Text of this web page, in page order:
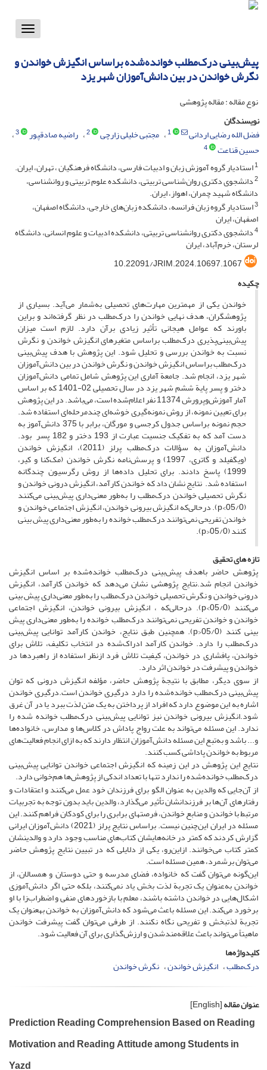
Toggle
پیش‌بینی درک‌مطلب خوانده‌شده براساس انگیزش خواندن و
نگرش خواندن در بین دانش‌آموزان شهر یزد
نوع مقاله : مقاله پژوهشی
نویسندگان
فضل الله رضایی اردانی
1 مجتبی خلیلی زارچی 2 راضیه صادقپور 3
حسین قناعت
4
1استادیار گروه آموزش زبان و ادبیات فارسی، دانشگاه فرهنگیان ، تهران، ایران.
2دانشجوی دکتری روان‌شناسی تربیتی، دانشکده علوم تربیتی و روانشناسی،
دانشگاه شهید چمران، اهواز، ایران.
3استادیار گروه زبان فرانسه، دانشکده زبان‌های خارجی، دانشگاه اصفهان،
اصفهان، ایران
4دانشجوی دکتری روانشناسی تربیتی، دانشکده ادبیات و علوم انسانی، دانشگاه
لرستان، خرم‌آباد، ایران
10.22091/JRIM.2024.10697.1067
چکیده
خواندن یکی از مهمترین مهارت‌های تحصیلی به‌شمار می‌آید. بسیاری از
پژوهشگران، هدف نهایی خواندن را درک‌مطلب در نظر گرفته‌اند و براین
باورند که عوامل هیجانی تأثیر زیادی برآن دارد. لازم است میزان
پیش‌بینی‌‌پذیری درک‌مطلب براساس متغیرهای انگیزش خواندن و نگرش
نسبت به خواندن بررسی و تحلیل شود. این پژوهش با هدف پیش‌بینی
درک‌مطلب براساس انگیزش خواندن و نگرش خواندن در بین دانش‌آموزان
شهر یزد، انجام شد. جامعة آماری این پژوهش شامل تمامی دانش‌آموزان
دختر و پسر پایة ششم شهر یزد در سال تحصیلی 02-1401 که بر اساس
آمار آموزش‌وپرورش 11374 نفر اعلام‌شده است، می‌باشد. در این پژوهش
برای تعیین نمونه، از روش نمونه‌گیری خوشه‌ای چندمرحله‌ای استفاده شد.
حجم نمونه براساس جدول کرجسی و مورگان، برابر با 375 دانش‌آموز به
دست آمد که به تفکیک جنسیت عبارت از 193 دختر و 182 پسر بود.
دانش‌آموزان به سؤالات درک‌مطلب پرلز (2011)، انگیزش خواندن
(ویگفیلد و گاتری، 1997) و پرسش‌نامه نگرش خواندن (مک‌کنا و کیر،
1999) پاسخ دادند. برای تحلیل داده‌ها از روش رگرسیون چندگانه
استفاده شد. نتایج نشان داد که خواندن کارآمد، انگیزش درونی خواندن و
نگرش تحصیلی خواندن درک‌مطلب را به‌طور معنی‌داری پیش‌بینی می‌کنند
(05/0>p). درحالی‌که انگیزش بیرونی خواندن، انگیزش اجتماعی خواندن و
خواندن تفریحی نمی‌توانند درک‌مطلب خوانده را به‌طور معنی‌داری پیش بینی
کنند (05/0<p).
تازه های تحقیق
پژوهش حاضر باهدف پیش‌بینی درک‌مطلب خوانده‌شده بر اساس انگیزش
خواندن انجام شد.نتایج پژوهشی نشان می‌دهد که خواندن کارآمد، انگیزش
درونی خواندن و نگرش تحصیلی خواندن درک‌مطلب را به‌طور معنی‌داری پیش بینی
می‌کنند (05/0>p). درحالی‌که ، انگیزش بیرونی خواندن، انگیزش اجتماعی
خواندن و خواندن تفریحی نمی‌توانند درک‌مطلب خوانده را به‌طور معنی‌داری پیش
بینی کنند (05/0<p). همچنین طبق نتایج، خواندن کارآمد توانایی پیش‌بینی
درک‌مطلب را دارد. خواندن کارآمد ادراک‌شده در انتخاب تکلیف، تلاش برای
خواندن، پافشاری در خواندن، کیفیت تلاش فرد ازنظر استفاده از راهبردها در
خواندن و پیشرفت در خواندن اثر دارد.
از سوی دیگر، مطابق با نتیجة پژوهش حاضر، مؤلفه انگیزش درونی که توان
پیش‌بینی درک‌مطلب خوانده‌شده را دارد درگیری خواندن است.درگیری خواندن
اشاره به این موضوع دارد که افراد از پرداختن به یک متن لذت ببرد یا در آن غرق
شود.انگیزش بیرونی خواندن نیز توانایی پیش‌بینی درک‌مطلب خوانده شده را
ندارد. این مسئله می‌تواند به علت رواج پاداش در کلاس‌ها و مدارس، خانواده‌ها
و... باشد و به‌تبع این مسئله دانش‌آموزان انتظار دارند که به ازای انجام فعالیت‌های
مربوط به خواندن پاداشی کسب کنند.
نتایج این پژوهش در این زمینه که انگیزش اجتماعی خواندن توانایی پیش‌بینی
درک‌مطلب خوانده‌شده را ندارد تنها با تعداد اندکی از پژوهش‌ها هم‌خوانی دارد.
از آن‌جایی که والدین به ­عنوان الگو برای فرزندان خود عمل می‌کنند و اعتقادات و
رفتارهای آن‌ها بر فرزندانشان تأثیر می‌گذارد، والدین باید بدون توجه به تجربیات
مرتبط با خواندن و منابع خواندن، فرصت­های برابری را برای کودکان فراهم کنند. این
مسئله در ایران این‌چنین نیست. براساس نتایج پرلز (2021) دانش‌آموزان ایرانی
گزارش کردند که کمتر در خانه‌هایشان کتاب‌های مناسب وجود دارد و والدینشان
کمتر کتاب می‌خوانند. ازاین‌رو، یکی از دلایلی که در تبیین نتایج پژوهش حاضر
می‌توان برشمرد، همین مسئله است.
این‌گونه می‌توان گفت که خانواده، فضای مدرسه و حتی دوستان و همسالان، از
خواندن به‌­عنوان یک تجربة لذت بخش یاد نمی‌کنند، بلکه حتی اگر دانش‌آموزی
اشکال‌هایی در خواندن داشته باشند، معلم با بازخوردهای منفی و اضطراب‌زا با او
برخورد می‌کند. این مسئله باعث می‌شود که دانش‌آموزان به خواندن به­عنوان یک
تجربة لذت­بخش و تفریحی نگاه نکنند. از طرفی می‌توان گفت پیشرفت خواندن
ماهیتاً می‌تواند باعث علاقه‌مند‌شدن و ارزش‌گذاری برای آن فعالیت شود.
کلیدواژه‌ها
درک‌مطلب انگیزش خواندن نگرش خواندن
عنوان مقاله[English]
Prediction Reading Comprehension Based on Reading
Motivation and Reading Attitude among Students in
Yazd